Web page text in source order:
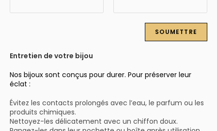
Entretien de votre bijou
Nos bijoux sont conçus pour durer. Pour préserver leur
éclat :
Évitez les contacts prolongés avec l’eau, le parfum ou les
produits chimiques.
Nettoyez-les délicatement avec un chiffon doux.